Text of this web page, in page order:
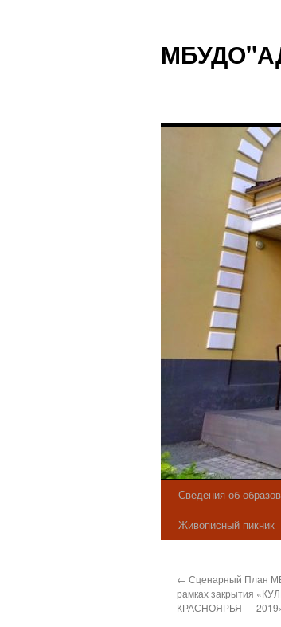
содержимому
Сведения об
Живописный пикник
← Сценарный План
рамках закрытия
КРАСНОЯРЬЯ —